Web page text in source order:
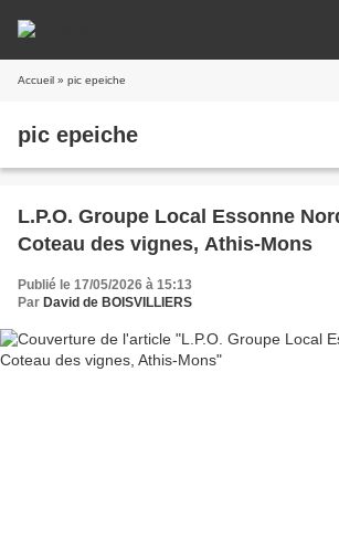
Accueil » pic epeiche
pic epeiche
L.P.O. Groupe Local Essonne
Coteau des vignes, Athis-Mons
Publié le 17/05/2026 à 15:13
Par David de BOISVILLIERS